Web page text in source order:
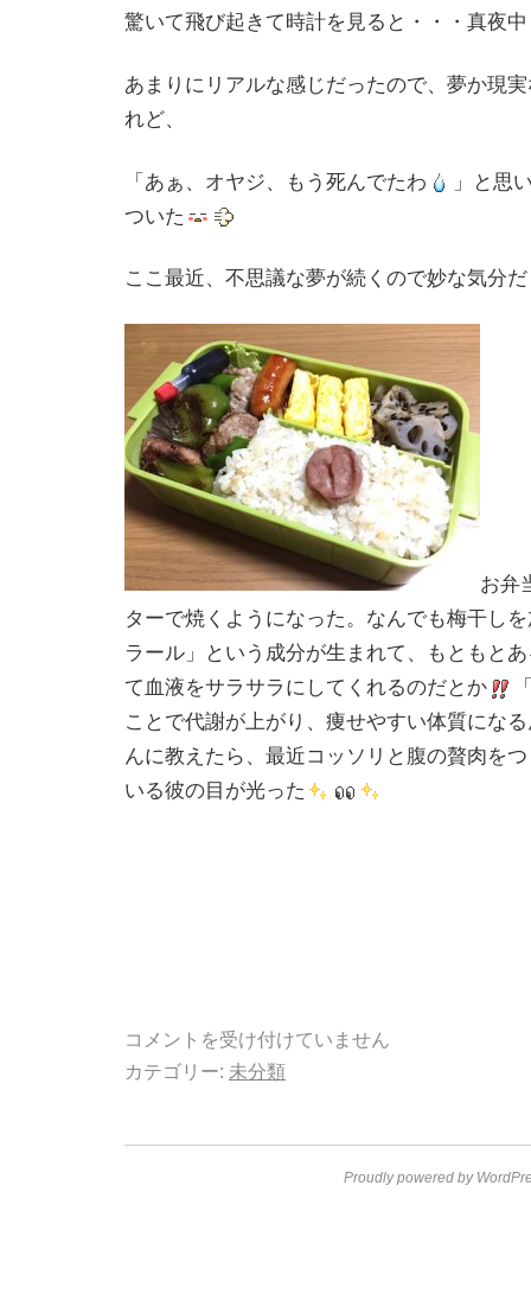
驚いて飛び起きて時計を見ると・・・真夜
あまりにリアルな感じだったので、夢か現
れど、
「あぁ、オヤジ、もう死んでたわ
」と思
ついた
ここ最近、不思議な夢が続くので妙な気分だ
お弁
ターで焼くようになった。なんでも梅干し
ラール」という成分が生まれて、もともと
て血液をサラサラにしてくれるのだとか
ことで代謝が上がり、痩せやすい体質にな
んに教えたら、最近コッソリと腹の贅肉を
いる彼の目が光った
コメントを受け付けていません
カテゴリー: 未分類
Proudly powered by